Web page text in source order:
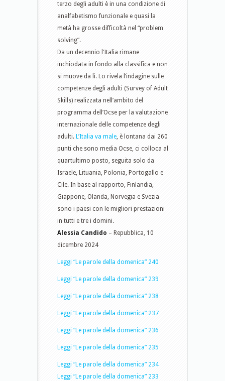
terzo degli adulti è in una condizione di
analfabetismo funzionale e quasi la
metà ha grosse difficoltà nel “problem
solving”.
Da un decennio l’Italia rimane
inchiodata in fondo alla classifica e non
si muove da lì. Lo rivela l’indagine sulle
competenze degli adulti (Survey of Adult
Skills) realizzata nell’ambito del
programma dell’Ocse per la valutazione
internazionale delle competenze degli
adulti. L’Italia va male, è lontana dai 260
punti che sono media Ocse, ci colloca al
quartultimo posto, seguita solo da
Israele, Lituania, Polonia, Portogallo e
Cile. In base al rapporto, Finlandia,
Giappone, Olanda, Norvegia e Svezia
sono i paesi con le migliori prestazioni
in tutti e tre i domini.
Alessia Candido – Repubblica, 10
dicembre 2024
Leggi “Le parole della domenica” 240
Leggi “Le parole della domenica” 239
Leggi “Le parole della domenica” 238
Leggi “Le parole della domenica” 237
Leggi “Le parole della domenica” 236
Leggi “Le parole della domenica” 235
Leggi “Le parole della domenica” 234
Leggi “Le parole della domenica” 233